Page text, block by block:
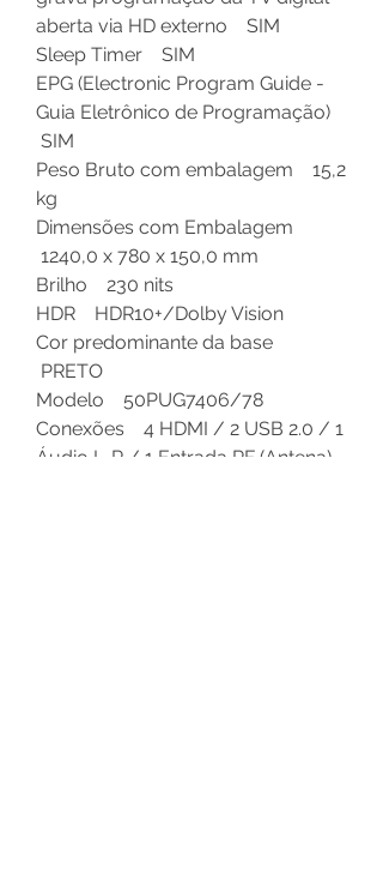
aberta via HD externo SIM
Sleep Timer SIM
EPG (Electronic Program Guide -
Guia Eletrônico de Programação)
SIM
Peso Bruto com embalagem 15,2
kg
Dimensões com Embalagem
1240,0 x 780 x 150,0 mm
Brilho 230 nits
HDR HDR10+/Dolby Vision
Cor predominante da base
PRETO
Modelo 50PUG7406/78
Conexões 4 HDMI / 2 USB 2.0 / 1
Áudio L-R / 1 Entrada RF (Antena)